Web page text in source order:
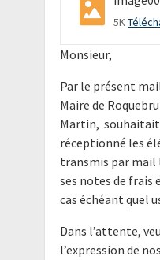
5K
Monsieur,
Par le présent
Maire de
Martin, souhaitait
réceptionné les
transmis par mail
ses notes de frais
cas échéant quel
Dans l’attente,
l’expression de